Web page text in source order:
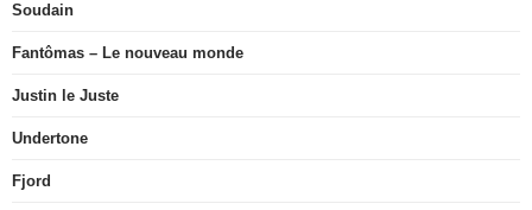
Soudain
Fantômas – Le nouveau monde
Justin le Juste
Undertone
Fjord